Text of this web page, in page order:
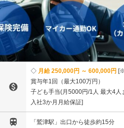

月給 250,000円 ～ 600,000円 ※
賞与年1回（最大100万円）
子ども手当(月5000円/1人 最大4人
入社3か月月給保証
 「鷲津駅」出口から徒歩約15分